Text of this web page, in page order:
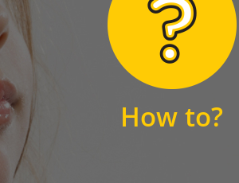
How to?
Hier finden Sie